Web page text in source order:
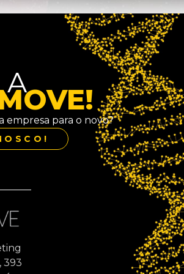
A
empresa para o novo?
393